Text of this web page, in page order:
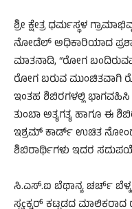
ಶ್ರೀ ಕ್ಷೇತ್ರ ಧರ್ಮಸ್ಥಳ
ನೋಡೆಲ್ ಅಧಿಕಾರಿಯಾದ
ಮಾತನಾಡಿ, “ರೋಗ
ರೋಗ ಬರುವ ಮುಂಚಿತವಾಗಿ
ಇಂತಹ ಶಿಬಿರಗಳಲ್ಲಿ
ತುಂಬಾ ಅತ್ಯಗತ್ಯ ಹಾಗೂ ಈ
ಇಶ್ರಮ್ ಕಾರ್ಡ್ ಉಚಿತ
ಶಿಬಿರಾರ್ಥಿಗಳು ಇದರ
ಸಿ.ಎಸ್.ಐ ಬೆಥಾನ್ಯ ಚರ್ಚ್ ಬೆಳ್ಮ
ಸ್ಟçಕ್ಚರ್ ಕಟ್ಟಡದ